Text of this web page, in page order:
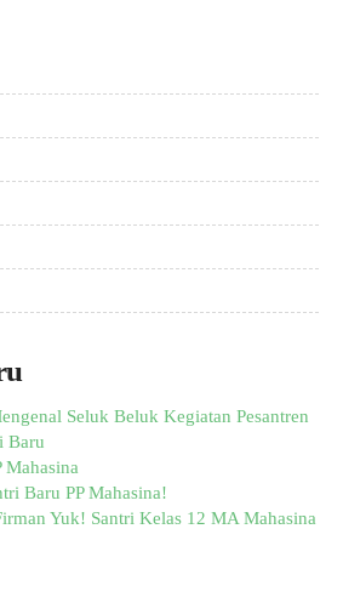
Seluk Beluk Kegiatan Pesantren
Baru
Mahasina
Baru PP Mahasina!
Yuk! Santri Kelas 12 MA Mahasina